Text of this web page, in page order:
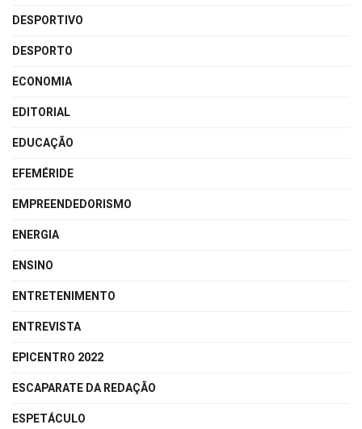
DESPORTIVO
DESPORTO
ECONOMIA
EDITORIAL
EDUCAÇÃO
EFEMÉRIDE
EMPREENDEDORISMO
ENERGIA
ENSINO
ENTRETENIMENTO
ENTREVISTA
EPICENTRO 2022
ESCAPARATE DA REDAÇÃO
ESPETÁCULO